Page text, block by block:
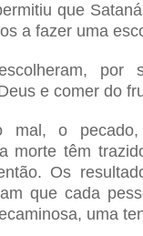
que
a fazer uma
por
e comer do
mal, o
morte têm
Os
que cada
uma